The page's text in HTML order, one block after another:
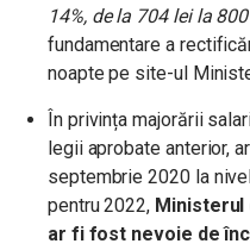
14%, de la 704 lei la
fundamentare a
noapte pe site-ul
În privința majorării
legii aprobate anterior,
septembrie 2020 la
pentru 2022, Ministerul
ar fi fost nevoie de